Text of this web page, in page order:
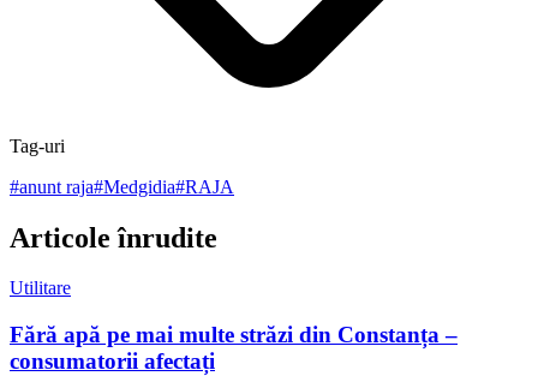
Tag-uri
#anunt raja#Medgidia#RAJA
Articole înrudite
Utilitare
Fără apă pe mai multe străzi din Constanța –
consumatorii afectați